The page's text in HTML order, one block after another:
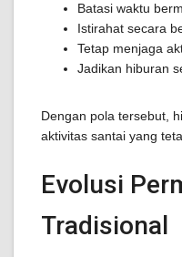
Batasi waktu
Istirahat secara
Tetap menjaga
Jadikan hiburan
Dengan pola tersebut,
aktivitas santai yang
Evolusi
Tradisional